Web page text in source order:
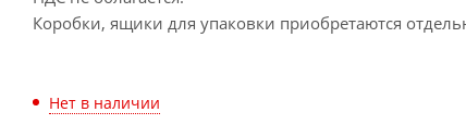
Коробки, ящики для упаковки приобретаются
Нет в наличии